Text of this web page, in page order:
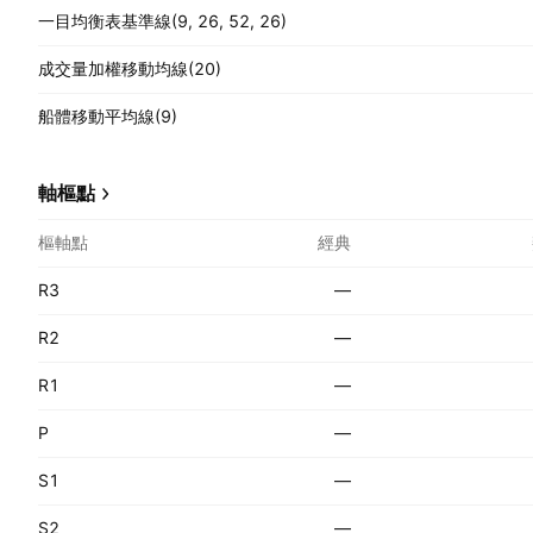
一目均衡表基準線(9, 26, 52, 26)
成交量加權移動均線(20)
船體移動平均線(9)
軸樞點
樞軸點 經典
R3 —
R2 —
R1 —
P —
S1 —
S2 —